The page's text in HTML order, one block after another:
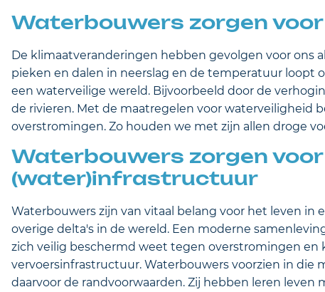
Waterbouwers zorgen
De klimaatveranderingen hebben gevolgen voor ons
pieken en dalen in neerslag en de temperatuur loopt
een waterveilige wereld. Bijvoorbeeld door de
de rivieren. Met de maatregelen voor waterveiligheid
overstromingen. Zo houden we met zijn allen droge
Waterbouwers zorgen
(water)infrastructuur
Waterbouwers zijn van vitaal belang voor het leven in
overige delta's in de wereld. Een moderne
zich veilig beschermd weet tegen overstromingen en
vervoersinfrastructuur. Waterbouwers voorzien in die
daarvoor de randvoorwaarden. Zij hebben leren